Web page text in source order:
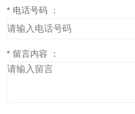
* 电话号码 ：
* 留言内容 ：